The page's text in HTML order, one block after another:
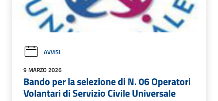
AVVISI
9 MARZO 2026
Bando per la selezione di N. 06 Operatori
Volantari di Servizio Civile Universale